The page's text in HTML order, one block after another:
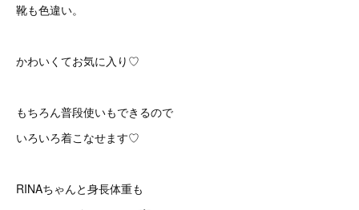
靴も色違い。
かわいくてお気に入り♡
もちろん普段使いもできるので
いろいろ着こなせます♡
RINAちゃんと身長体重も